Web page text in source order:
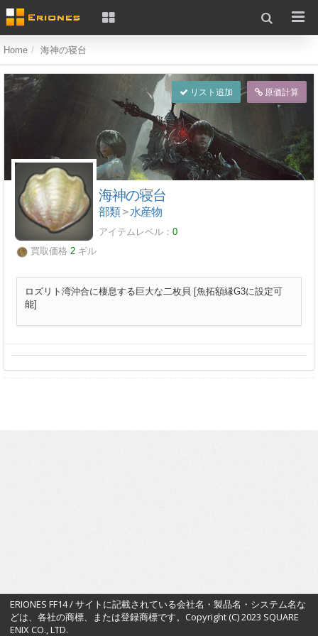
Home 海神の寝台
リスト追加 原価計算
海神の寝台
部類>水産物
アイテムレベル： 0
買取価格 2 ギル
ロズリト湾沖合に棲息する巨大な二枚貝 [魚拓額縁G3に設定可
能]
ERIONES FF14 / サイトに記載されている会社名・製品名・システム名な
どは、各社の商標、または登録商標です。Copyright (C) 2023 SQUARE
ENIX CO., LTD.